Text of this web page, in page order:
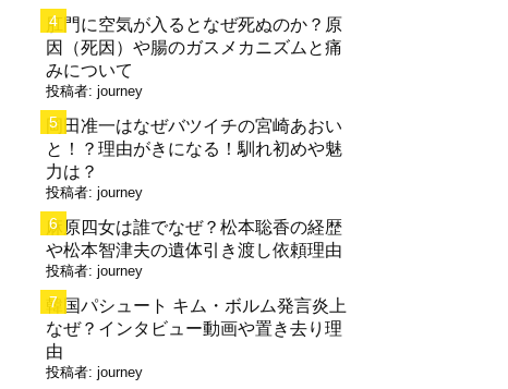
肛門に空気が入るとなぜ死ぬのか？原
因（死因）や腸のガスメカニズムと痛
みについて
投稿者: journey
岡田准一はなぜバツイチの宮崎あおい
と！？理由がきになる！馴れ初めや魅
力は？
投稿者: journey
麻原四女は誰でなぜ？松本聡香の経歴
や松本智津夫の遺体引き渡し依頼理由
投稿者: journey
韓国パシュート キム・ボルム発言炎上
なぜ？インタビュー動画や置き去り理
由
投稿者: journey